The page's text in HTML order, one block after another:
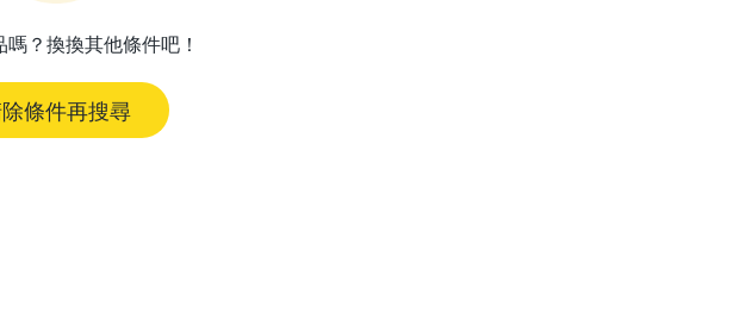
？換換其他條件吧！
條件再搜尋